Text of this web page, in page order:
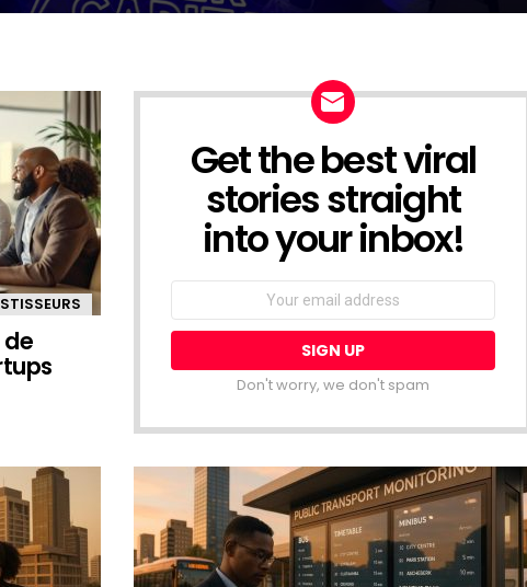
NEWSLETTER
Get the best viral
stories straight
into your inbox!
Don't worry, we don't spam